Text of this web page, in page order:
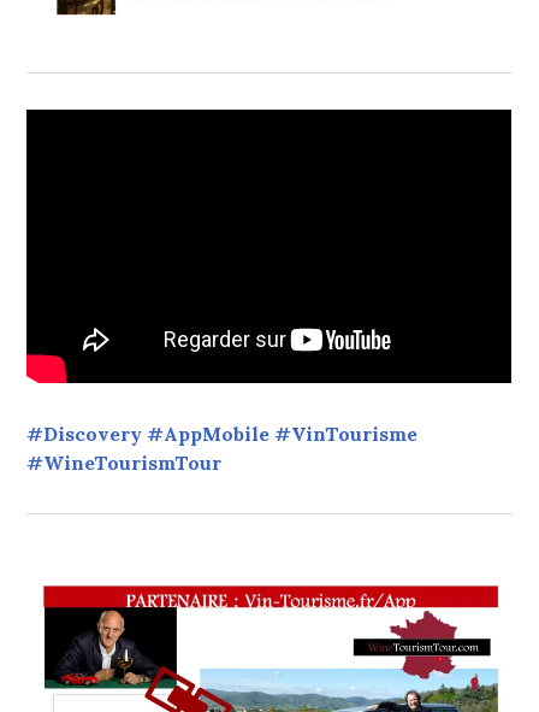
#Discovery #AppMobile #VinTourisme
#WineTourismTour